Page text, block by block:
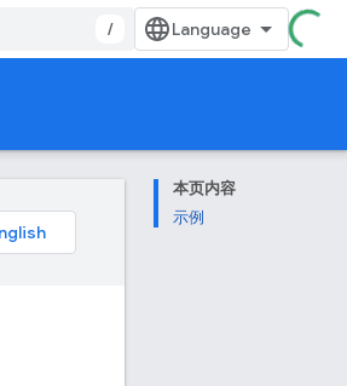
/
本页内容
示例